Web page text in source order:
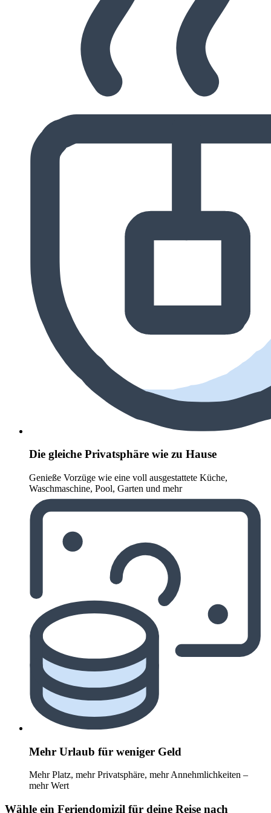
Die gleiche Privatsphäre wie zu Hause
Genieße Vorzüge wie eine voll ausgestattete Küche,
Waschmaschine, Pool, Garten und mehr
Mehr Urlaub für weniger Geld
Mehr Platz, mehr Privatsphäre, mehr Annehmlichkeiten –
mehr Wert
Wähle ein Feriendomizil für deine Reise nach